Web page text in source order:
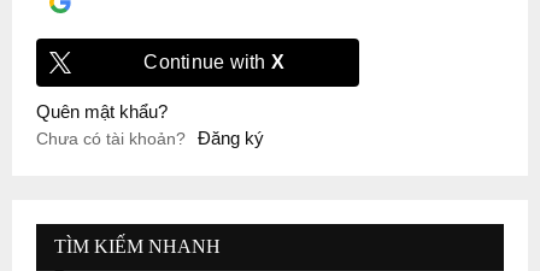
Continue with X
Quên mật khẩu?
Chưa có tài khoản? Đăng ký
TÌM KIẾM NHANH